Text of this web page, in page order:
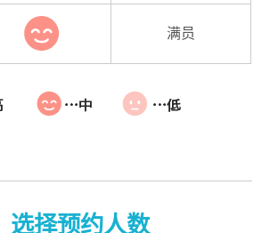
满员
选择预约人数